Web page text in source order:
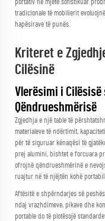
portativ në mjete sofistikuar
tradicionale të mobilierit
hapësirave të punës.
Kriteret e
Cilësinë
Vlerësimi i
Qëndrueshmërisë
Zgjedhja e një table të
materialeve të ndërtimit,
për të siguruar kënaqësi të
prej alumini, bishtet e forcuara
ofrojnë qëndrueshmërinë e
ruajtur në të njëjtën kohë
Aftësitë e shpërndarjes së
ndaj vrazhdimeve, pikave dhe
portable do të plotësojë